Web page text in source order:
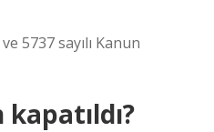
5737 sayılı Kanun